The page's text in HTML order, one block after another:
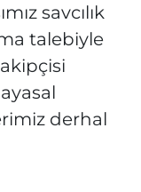
savcılık
talebiyle
derhal